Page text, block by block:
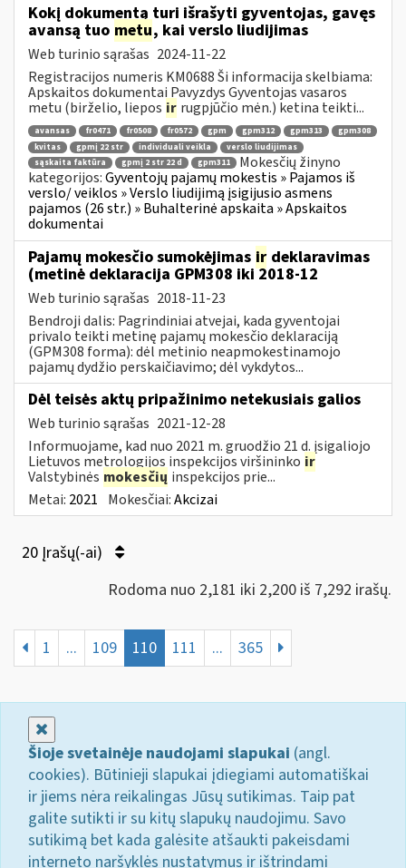
Kokį dokumentą turi išrašyti gyventojas, gavęs
avansą tuo metu, kai verslo liudijimas
Web turinio sąrašas 2024-11-22
Registracijos numeris KM0688 Ši informacija skelbiama:
Apskaitos dokumentai Pavyzdys Gyventojas vasaros
metu (birželio, liepos ir rugpjūčio mėn.) ketina teikti...
avansas fr0471 fr0508 fr0572 gpm gpm312 gpm313
gpm308
kvitas
gpmį 22 str individuali veikla
verslo liudijimas
sąskaita faktūra
gpmį 2 str 22 d gpm311
Mokesčių žinyno
kategorijos:Gyventojų pajamų mokestis » Pajamos iš
verslo/ veiklos » Verslo liudijimą įsigijusio asmens
pajamos (26 str.) » Buhalterinė apskaita » Apskaitos
dokumentai
Pajamų mokesčio sumokėjimas ir deklaravimas
(metinė deklaracija GPM308 iki 2018-12
Web turinio sąrašas 2018-11-23
Bendroji dalis: Pagrindiniai atvejai, kada gyventojai
privalo teikti metinę pajamų mokesčio deklaraciją
(GPM308 forma): dėl metinio neapmokestinamojo
pajamų dydžio perskaičiavimo; dėl vykdytos...
Dėl teisės aktų pripažinimo netekusiais galios
Web turinio sąrašas 2021-12-28
Informuojame, kad nuo 2021 m. gruodžio 21 d. įsigaliojo
Lietuvos metrologijos inspekcijos viršininko ir
Valstybinės mokesčių inspekcijos prie...
Metai: 2021 Mokesčiai:Akcizai
20 Įrašų(-ai)
Rodoma nuo 2,181 iki 2,200 iš 7,292 irašų.
1 ... 109 110 111 ... 365
Šioje svetainėje naudojami slapukai (angl.
cookies). Būtinieji slapukai įdiegiami automatiškai
ir jiems nėra reikalingas Jūsų sutikimas. Taip pat
galite sutikti ir su kitų slapukų naudojimu. Savo
sutikimą bet kada galėsite atšaukti pakeisdami
interneto naršyklės nustatymus ir ištrindami